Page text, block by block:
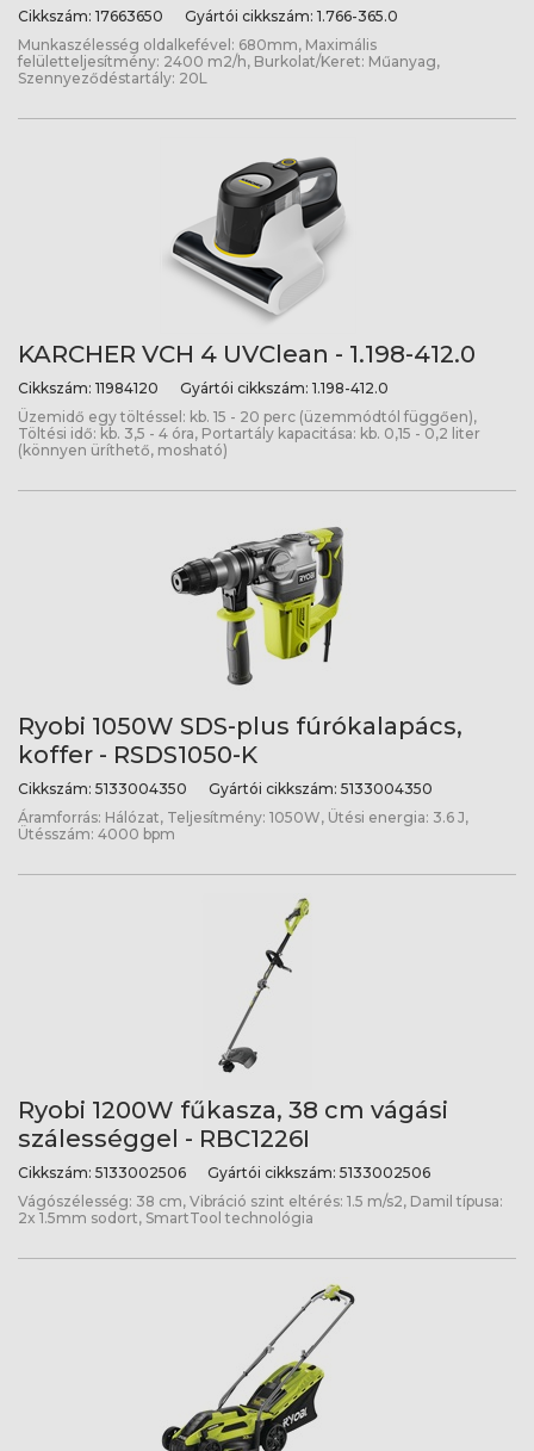
Cikkszám: 17663650 Gyártói cikkszám: 1.766-365.0
Munkaszélesség oldalkefével: 680mm, Maximális
felületteljesítmény: 2400 m2/h, Burkolat/Keret: Műanyag,
Szennyeződéstartály: 20L
KARCHER VCH 4 UVClean - 1.198-412.0
Cikkszám: 11984120 Gyártói cikkszám: 1.198-412.0
Üzemidő egy töltéssel: kb. 15 - 20 perc (üzemmódtól függően),
Töltési idő: kb. 3,5 - 4 óra, Portartály kapacitása: kb. 0,15 - 0,2 liter
(könnyen üríthető, mosható)
Ryobi 1050W SDS-plus fúrókalapács,
koffer - RSDS1050-K
Cikkszám: 5133004350 Gyártói cikkszám: 5133004350
Áramforrás: Hálózat, Teljesítmény: 1050W, Ütési energia: 3.6 J,
Ütésszám: 4000 bpm
Ryobi 1200W fűkasza, 38 cm vágási
szálességgel - RBC1226I
Cikkszám: 5133002506 Gyártói cikkszám: 5133002506
Vágószélesség: 38 cm, Vibráció szint eltérés: 1.5 m/s2, Damil típusa:
2x 1.5mm sodort, SmartTool technológia